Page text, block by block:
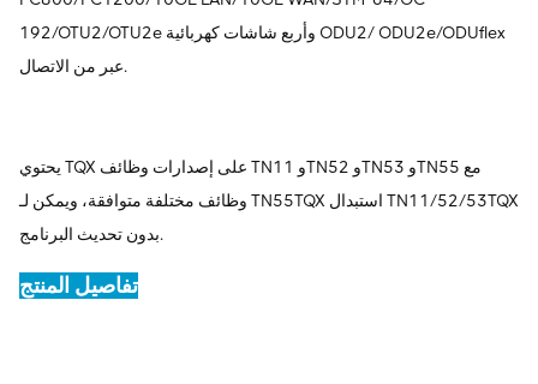
192/OTU2/OTU2e وأربع شاشات كهربائية ODU2/ ODU2e/ODUflex
عبر من الاتصال.
يحتوي TQX على إصدارات وظائف TN11 وTN52 وTN53 وTN55 مع
وظائف مختلفة متوافقة، ويمكن لـ TN55TQX استبدال TN11/52/53TQX
بدون تحديث البرنامج.
تفاصيل المنتج